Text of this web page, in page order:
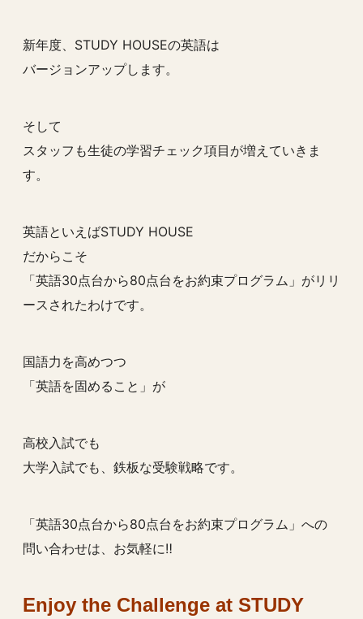
新年度、STUDY HOUSEの英語は
バージョンアップします。
そして
スタッフも生徒の学習チェック項目が増えていきま
す。
英語といえばSTUDY HOUSE
だからこそ
「英語30点台から80点台をお約束プログラム」がリリ
ースされたわけです。
国語力を高めつつ
「英語を固めること」が
高校入試でも
大学入試でも、鉄板な受験戦略です。
「英語30点台から80点台をお約束プログラム」への
問い合わせは、お気軽に‼️
Enjoy the Challenge at STUDY